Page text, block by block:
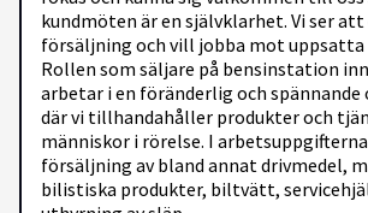
kundmöten är en självklarhet. Vi ser att
försäljning och vill jobba mot uppsatta
Rollen som säljare på bensinstation
arbetar i en föränderlig och
där vi tillhandahåller produkter och
människor i rörelse. I
försäljning av bland annat drivmedel,
bilistiska produkter, biltvätt,